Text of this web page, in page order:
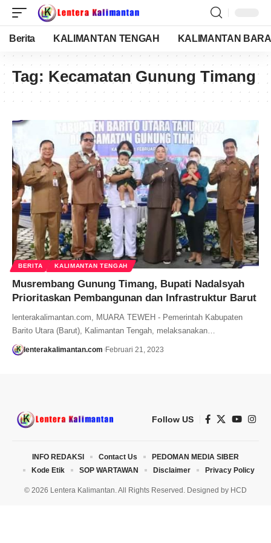
Berita KALIMANTAN TENGAH KALIMANTAN
Tag: Kecamatan Gunung Timang
BERITA KALIMANTAN TENGAH
Musrembang Gunung Timang, Bupati Nadalsyah
Prioritaskan Pembangunan dan Infrastruktur Barut
lenterakalimantan.com, MUARA TEWEH - Pemerintah Kabupaten
Barito Utara (Barut), Kalimantan Tengah, melaksanakan…
lenterakalimantan.com Februari 21, 2023
Follow US
© 2026 Lentera Kalimantan. All Rights Reserved. Designed by HCD
INFO REDAKSI Contact Us
PEDOMAN MEDIA SIBER
Kode Etik
SOP WARTAWAN Disclaimer Privacy Policy